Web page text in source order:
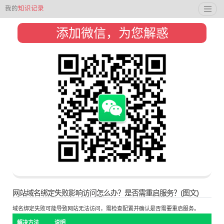
我的知识记录
添加微信，为您解惑
网站域名绑定失败影响访问怎么办？是否需重启服务？(图文)
域名绑定失败可能导致网站无法访问，需检查配置并确认是否需要重启服务。
解决方法 说明